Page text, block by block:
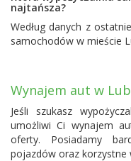
najtańsza?
Według danych z
samochodów w mieście
Wynajem aut w
Jeśli szukasz
umożliwi Ci wynajem
oferty. Posiadamy
pojazdów oraz korzystne